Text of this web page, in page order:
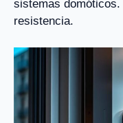
sistemas
resistencia.